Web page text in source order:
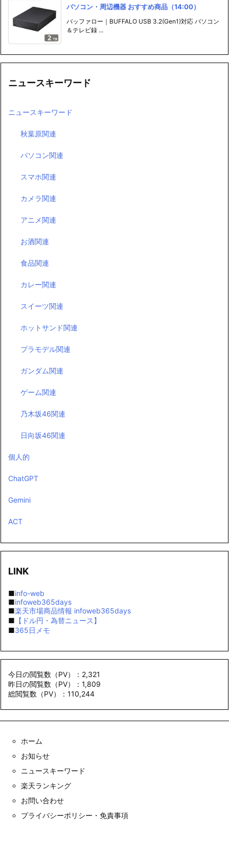
パソコン・周辺機器 おすすめ商品（14:00）
バッファロー｜BUFFALO USB 3.2(Gen1)対応 パソコン
＆テレビ録 ...
ニュースキーワード
ニュースキーワード
秋葉原関連
パソコン関連
スマホ関連
カメラ関連
アニメ関連
お酒関連
食品関連
カレー関連
スイーツ関連
ホットサンド関連
プラモデル関連
ガンダム関連
ゲーム関連
乃木坂46関連
日向坂46関連
個人的
ChatGPT
Gemini
ACT
LINK
■info-web
■infoweb365days
■楽天市場商品情報 infoweb365days
■ 【ドル円・為替ニュース】
■365日メモ
今日の閲覧数（PV）：2,321
昨日の閲覧数（PV）：1,809
総閲覧数（PV）：110,244
ホーム
お知らせ
ニュースキーワード
楽天ランキング
お問い合わせ
プライバシーポリシー・免責事項